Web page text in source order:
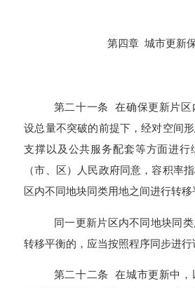
第四章 城市更新
第二十一条 在确保更新片区
设总量不突破的前提下，经对空间
支撑以及公共服务配套等方面进行
（市、区）人民政府同意，容积率
区内不同地块同类用地之间进行转移
同一更新片区内不同地块同
转移平衡的，应当按照程序同步进行
第二十二条 在城市更新中，